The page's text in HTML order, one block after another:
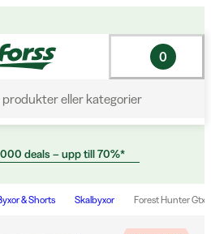
eller kategorier
0
deals – upp till 70%*
& Shorts Skalbyxor Forest Hunter Gtx